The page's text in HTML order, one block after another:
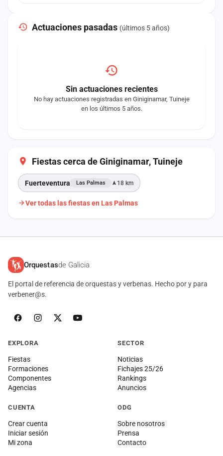
Actuaciones pasadas (últimos 5 años)
Sin actuaciones recientes
No hay actuaciones registradas en Giniginamar, Tuineje
en los últimos 5 años.
Fiestas cerca de Giniginamar, Tuineje
Fuerteventura Las Palmas 18 km
Ver todas las fiestas en Las Palmas
Orquestasde Galicia
El portal de referencia de orquestas y verbenas. Hecho por y para
verbener@s.
EXPLORA
Fiestas
Formaciones
Componentes
Agencias
SECTOR
Noticias
Fichajes 25/26
Rankings
Anuncios
CUENTA
Crear cuenta
Iniciar sesión
Mi zona
ODG
Sobre nosotros
Prensa
Contacto